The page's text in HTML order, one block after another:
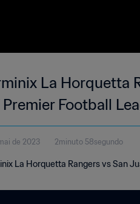
La Horquetta
Football
de 2023 2minuto 58segundo
La Horquetta Rangers vs San